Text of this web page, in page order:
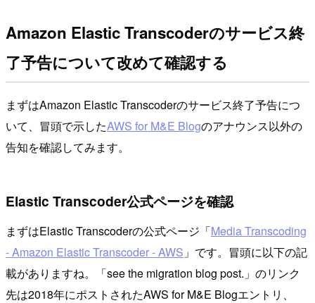
Amazon Elastic Transcoderのサービス終
了予告について改めて確認する
まずはAmazon Elastic Transcoderのサービス終了予告につ
いて、冒頭で示したAWS for M&E Blogのアナウンス以外の
告知を確認してみます。
Elastic Transcoder公式ページを確認
まずはElastic Transcoderの公式ページ「Media Transcoding
- Amazon Elastic Transcoder - AWS 」です。冒頭に以下の記
載がありますね。「see the migration blog post.」のリンク
先は2018年にポストされたAWS for M&E Blogエントリ、